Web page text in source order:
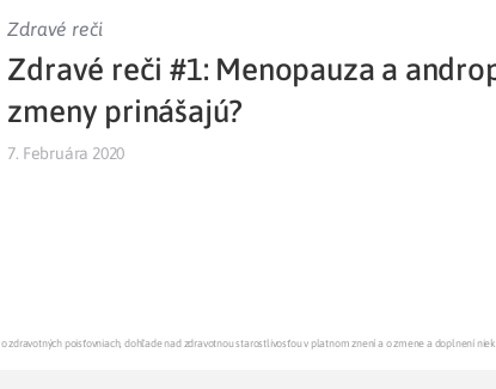
Zdravé reči
Zdravé reči #1: Menopauza a
zmeny prinášajú?
7. Februára 2020
poisťovniach, dohľade nad zdravotnou starostlivosťou v platnom znení a o zmene a doplnení